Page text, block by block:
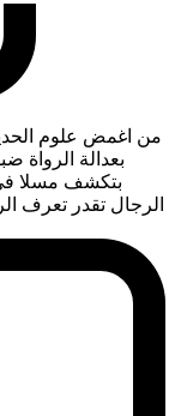
من اغمض علوم
بعدالة الرواة
بتكشف مسلا
الرجال تقدر تعرف